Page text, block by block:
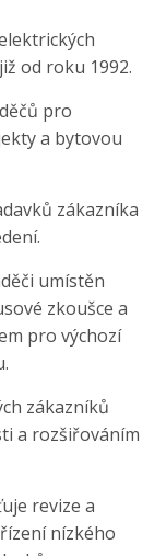
od roku 1992.
pro
a bytovou
zákazníka
umístěn
zkoušce a
pro výchozí
zákazníků
a rozšiřováním
revize a
nízkého